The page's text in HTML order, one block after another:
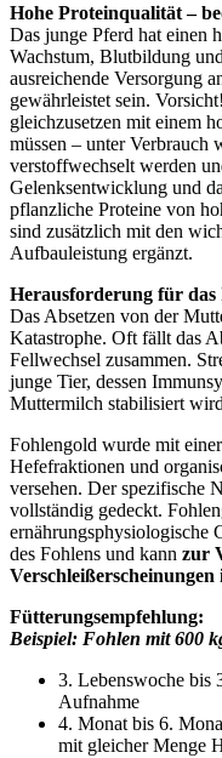
Hohe Proteinqualität –
Das junge Pferd hat einen
Wachstum, Blutbildung
ausreichende Versorgung
gewährleistet sein.
gleichzusetzen mit einem
müssen – unter Verbrauch
verstoffwechselt werden
Gelenksentwicklung und
pflanzliche Proteine von
sind zusätzlich mit den
Aufbauleistung ergänzt.
Herausforderung für das
Das Absetzen von der
Katastrophe. Oft fällt das
Fellwechsel zusammen.
junge Tier, dessen
Muttermilch stabilisiert
Fohlengold wurde mit
Hefefraktionen und
versehen. Der spezifische
vollständig gedeckt.
ernährungsphysiologische
des Fohlens und kann zur
Fütterungsempfehlung:
Beispiel: Fohlen mit 600
3. Lebenswoche bis
Aufnahme
4. Monat bis 6.
mit gleicher Menge